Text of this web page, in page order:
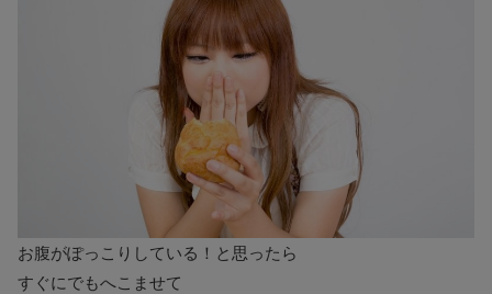
お腹がぽっこりしている！と思ったら
すぐにでもへこませて